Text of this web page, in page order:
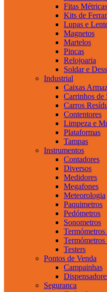
Fitas Métricas
Kits de
Lupas e
Magnetos
Martelos
Pincas
Relojoaria
Soldar e
Industrial
Caixas
Carrinhos de
Carros
Contentores
Limpeza e
Plataformas
Tampas
Instrumentos
Contadores
Diversos
Medidores
Megafones
Meteorologia
Paquimetros
Pedómetros
Sonometros
Testers
Pontos de Venda
Campainhas
Seguranca